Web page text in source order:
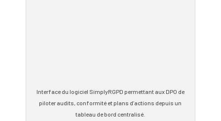
Interface du logiciel SimplyRGPD permettant aux DPO de
piloter audits, conformité et plans d’actions depuis un
tableau de bord centralisé.